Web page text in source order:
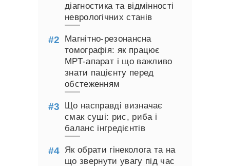
діагностика та відмінності
неврологічних станів
Магнітно-резонансна
томографія: як працює
МРТ-апарат і що важливо
знати пацієнту перед
обстеженням
Що насправді визначає
смак суші: рис, риба і
баланс інгредієнтів
Як обрати гінеколога та на
що звернути увагу під час